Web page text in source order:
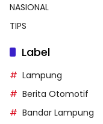
NASIONAL
TIPS
Label
Lampung
Berita Otomotif
Bandar Lampung